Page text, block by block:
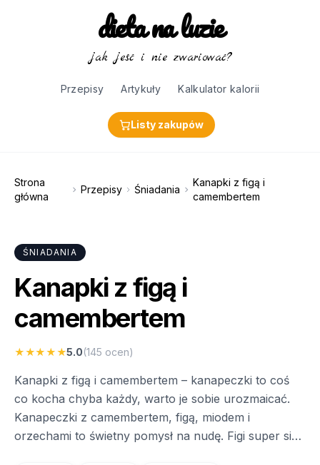
dieta na luzie
jak jeść i nie zwariować?
Przepisy Artykuły Kalkulator kalorii
Listy zakupów
Strona
główna
Przepisy Śniadania
Kanapki z figą i
camembertem
ŚNIADANIA
Kanapki z figą i
camembertem
★★★★★5.0(145 ocen)
Kanapki z figą i camembertem – kanapeczki to coś
co kocha chyba każdy, warto je sobie urozmaicać.
Kanapeczki z camembertem, figą, miodem i
orzechami to świetny pomysł na nudę. Figi super się